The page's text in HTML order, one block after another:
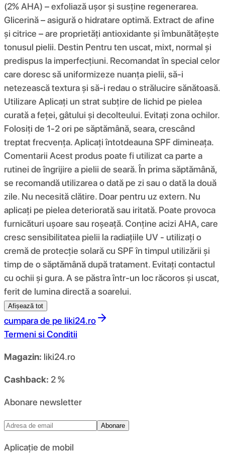
(2% AHA) – exfoliază ușor și susține regenerarea.
Glicerină – asigură o hidratare optimă. Extract de afine
și citrice – are proprietăți antioxidante și îmbunătățește
tonusul pielii. Destin Pentru ten uscat, mixt, normal și
predispus la imperfecțiuni. Recomandat în special celor
care doresc să uniformizeze nuanța pielii, să-i
netezească textura și să-i redau o strălucire sănătoasă.
Utilizare Aplicați un strat subțire de lichid pe pielea
curată a feței, gâtului și decolteului. Evitați zona ochilor.
Folosiți de 1-2 ori pe săptămână, seara, crescând
treptat frecvența. Aplicați întotdeauna SPF dimineața.
Comentarii Acest produs poate fi utilizat ca parte a
rutinei de îngrijire a pielii de seară. În prima săptămână,
se recomandă utilizarea o dată pe zi sau o dată la două
zile. Nu necesită clătire. Doar pentru uz extern. Nu
aplicați pe pielea deteriorată sau iritată. Poate provoca
furnicături ușoare sau roșeață. Conține acizi AHA, care
cresc sensibilitatea pielii la radiațiile UV - utilizați o
cremă de protecție solară cu SPF în timpul utilizării și
timp de o săptămână după tratament. Evitați contactul
cu ochii și gura. A se păstra într-un loc răcoros și uscat,
ferit de lumina directă a soarelui.
Afișează tot
cumpara de pe liki24.ro
Termeni si Conditii
Magazin: liki24.ro
Cashback: 2 %
Abonare newsletter
Abonare
Aplicație de mobil